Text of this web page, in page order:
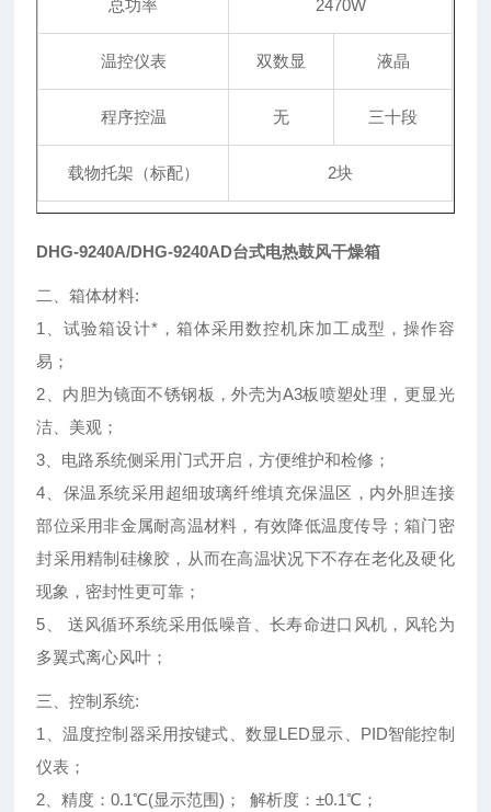
总功率 2470W
温控仪表 双数显 液晶
程序控温 无 三十段
载物托架（标配） 2块
DHG-9240A/DHG-9240AD台式电热鼓风干燥箱
二、箱体材料:
1、试验箱设计*，箱体采用数控机床加工成型，操作容
易；
2、内胆为镜面不锈钢板，外壳为A3板喷塑处理，更显光
洁、美观；
3、电路系统侧采用门式开启，方便维护和检修；
4、保温系统采用超细玻璃纤维填充保温区，内外胆连接
部位采用非金属耐高温材料，有效降低温度传导；箱门密
封采用精制硅橡胶，从而在高温状况下不存在老化及硬化
现象，密封性更可靠；
5、 送风循环系统采用低噪音、长寿命进口风机，风轮为
多翼式离心风叶；
三、控制系统:
1、温度控制器采用按键式、数显LED显示、PID智能控制
仪表；
2、精度：0.1℃(显示范围)； 解析度：±0.1℃；